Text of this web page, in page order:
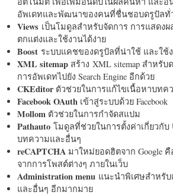
อัพเดทและพัฒนาของคนที่ชื่นชอบดรูปัลทั่
Views เป็นโมดูลสำหรับจัดการ การแสดง
ตกแต่งและใช้งานได้ง่าย
Boost ระบบแคชของดรูปัลที่น่าใช้ และใช้
XML sitemap สร้าง XML sitemap สำหรั
การอัพเดทไปยัง Search Engine อีกด้วย
CKEditorตัวช่วยในการแก้ไขเนื้อหาบทค
Facebook OAuth เข้าสู่ระบบด้วย Facebook
Mollom ตัวช่วยในการกำจัดสแปม
Pathauto โมดูลที่ช่วยในการตั้งค่าเกี่ยวกั
บทความและอื่นๆ
reCAPTCHA มาใหม่ยอดฮิตจาก Google
จากการโพสต์ต่างๆ ภายในเว็บ
Administration menu แนะนำพิเศษสำหรั
และอื่นๆ อีกมากมาย